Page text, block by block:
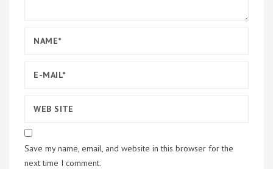
Save my name, email, and website in this browser for the
next time I comment.